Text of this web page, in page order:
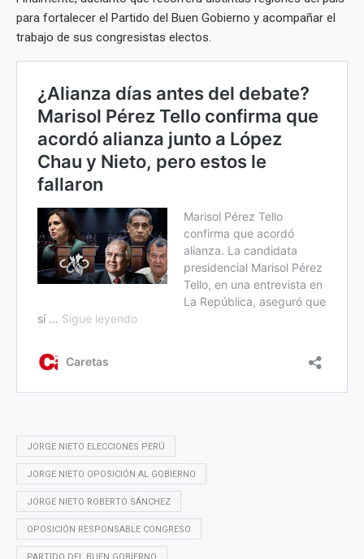
para fortalecer el Partido del Buen Gobierno y acompañar el
trabajo de sus congresistas electos.
JORGE NIETO ELECCIONES PERÚ
JORGE NIETO OPOSICIÓN AL GOBIERNO
JORGE NIETO ROBERTO SÁNCHEZ
OPOSICIÓN RESPONSABLE CONGRESO